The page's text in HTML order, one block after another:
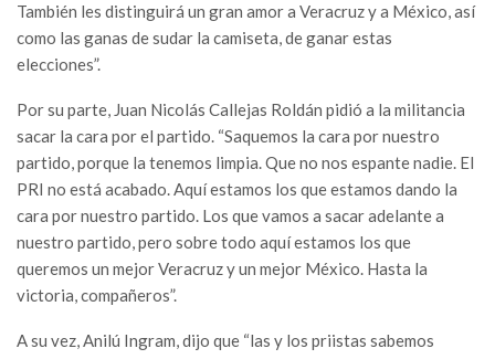
También les distinguirá un gran amor a Veracruz y a México, así
como las ganas de sudar la camiseta, de ganar estas
elecciones”.
Por su parte, Juan Nicolás Callejas Roldán pidió a la militancia
sacar la cara por el partido. “Saquemos la cara por nuestro
partido, porque la tenemos limpia. Que no nos espante nadie. El
PRI no está acabado. Aquí estamos los que estamos dando la
cara por nuestro partido. Los que vamos a sacar adelante a
nuestro partido, pero sobre todo aquí estamos los que
queremos un mejor Veracruz y un mejor México. Hasta la
victoria, compañeros”.
A su vez, Anilú Ingram, dijo que “las y los priistas sabemos